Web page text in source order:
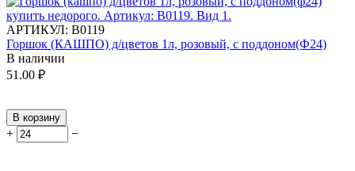
АРТИКУЛ: В0119
Горшок (КАШПО) д/цветов 1л, розовый, с поддоном(Ф24)
В наличии
51.00 ₽
В корзину
+ −